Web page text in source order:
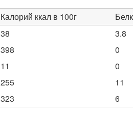
Калорий ккал в 100г
38
3.8
398
0
11
0
255
11
323
6